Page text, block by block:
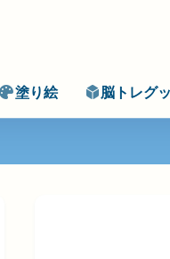
塗り絵 脳トレグ